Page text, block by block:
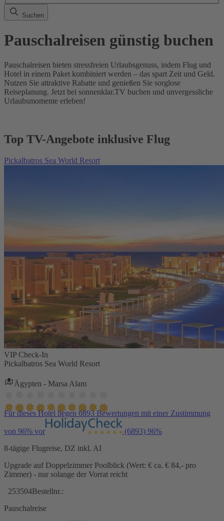
Suchen
Pauschalreisen günstig buchen
Pauschalreisen bieten stressfreien Urlaubsgenuss, indem Flug und
Hotel in einem Paket kombiniert werden – das spart Zeit und Geld.
Nutzen Sie attraktive Rabatte und genießen Sie sorglose
Reiseplanung. Jetzt bei sonnenklar.TV buchen und unvergessliche
Urlaubsmomente erleben!
Top TV-Angebote inklusive Flug
Pickalbatros Sea World Resort
VIP Check-In
Pickalbatros Sea World Resort
Ägypten - Marsa Alam
Für dieses Hotel liegen 6893 Bewertungen mit einer Zustimmung
von 96% vor (6893) 96%
8-tägige Flugreise, DZ inkl. AI
Upgrade auf Doppelzimmer Poolblick (Wert: € ca. € 84,- pro
Zimmer) - nur solange der Vorrat reicht
253504Bestellnr.:
Pauschalreise